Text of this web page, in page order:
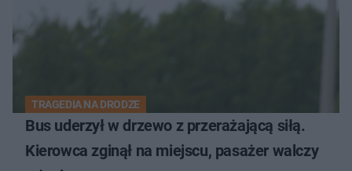
TRAGEDIA NA DRODZE
Bus uderzył w drzewo z przerażającą siłą.
Kierowca zginął na miejscu, pasażer walczy